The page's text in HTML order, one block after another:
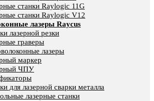
станки Raylogic 11G
станки Raylogic V12
лазеры Raycus
лазерной резки
граверы
лазеры
маркер
ЧПУ
для лазерной сварки металла
лазерные станки